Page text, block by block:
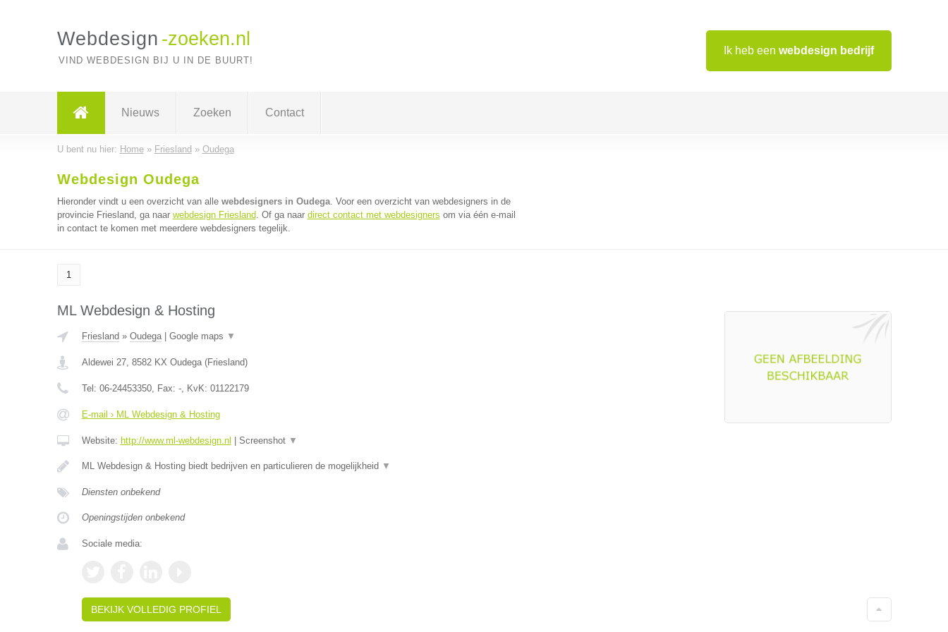
Ik heb een webdesign bedrijf
Webdesign -zoeken.nl
VIND WEBDESIGN BIJ U IN DE BUURT!
Nieuws Zoeken Contact
U bent nu hier: Home» Friesland » Oudega
Webdesign Oudega
Hieronder vindt u een overzicht van alle webdesigners in Oudega. Voor een overzicht van webdesigners in de
provincie Friesland, ga naar webdesign Friesland. Of ga naar direct contact met webdesigners om via één e-mail
in contact te komen met meerdere webdesigners tegelijk.
1
ML Webdesign & Hosting
Friesland » Oudega| Google maps ▼
Aldewei 27, 8582 KX Oudega(Friesland)
Tel: 06-24453350, Fax: -, KvK: 01122179
E-mail › ML Webdesign & Hosting
Website: http://www.ml-webdesign.nl Screenshot ▼
ML Webdesign & Hosting biedt bedrijven en particulieren de mogelijkheid ▼
Diensten onbekend
Openingstijden onbekend
Sociale media:
BEKIJK VOLLEDIG PROFIEL